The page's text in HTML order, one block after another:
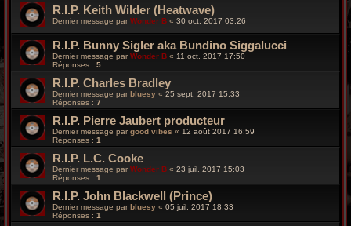
R.I.P. Keith Wilder (Heatwave)
Dernier message par Wonder B « 30 oct. 2017 03:26
R.I.P. Bunny Sigler aka Bundino Siggalucci
Dernier message parWonder B « 11 oct. 2017 17:50
Réponses : 5
R.I.P. Charles Bradley
Dernier message par bluesy « 25 sept. 2017 15:33
Réponses : 7
R.I.P. Pierre Jaubert producteur
Dernier message pargood vibes « 12 août 2017 16:59
Réponses : 1
R.I.P. L.C. Cooke
Dernier message par Wonder B « 23 juil. 2017 15:03
Réponses : 1
R.I.P. John Blackwell (Prince)
Dernier message parbluesy « 05 juil. 2017 18:33
Réponses : 1